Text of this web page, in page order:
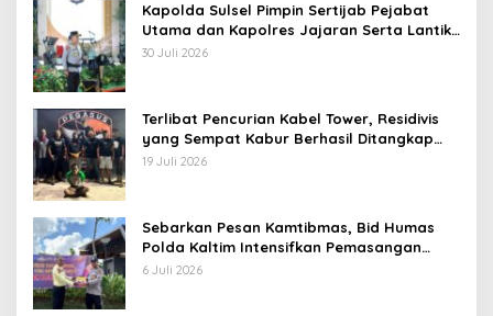
Kapolda Sulsel Pimpin Sertijab Pejabat
Utama dan Kapolres Jajaran Serta Lantik
Karolog dan Kapolresta Gowa
30 Juli 2026
Terlibat Pencurian Kabel Tower, Residivis
yang Sempat Kabur Berhasil Ditangkap
Tim Gabungan di Jeneponto
19 Juli 2026
Sebarkan Pesan Kamtibmas, Bid Humas
Polda Kaltim Intensifkan Pemasangan
Spanduk serta Pembagian Stiker
6 Juli 2026